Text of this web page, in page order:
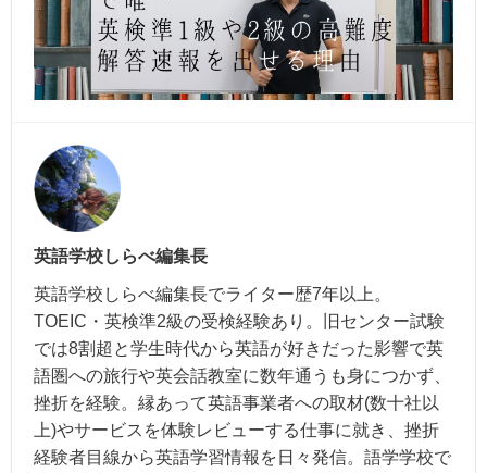
英語学校しらべ編集長
英語学校しらべ編集長でライター歴7年以上。
TOEIC・英検準2級の受検経験あり。旧センター試験
では8割超と学生時代から英語が好きだった影響で英
語圏への旅行や英会話教室に数年通うも身につかず、
挫折を経験。縁あって英語事業者への取材(数十社以
上)やサービスを体験レビューする仕事に就き、挫折
経験者目線から英語学習情報を日々発信。語学学校で